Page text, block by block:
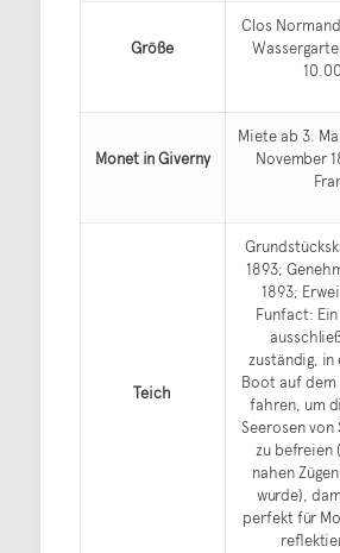
Größe
Clos
Monet in Giverny
Miete ab 3.
November
Teich
1893;
1893;
Funfact:
zuständig, in
Boot auf
fahren, um
Seerosen von
zu befreien
nahen
wurde),
perfekt für